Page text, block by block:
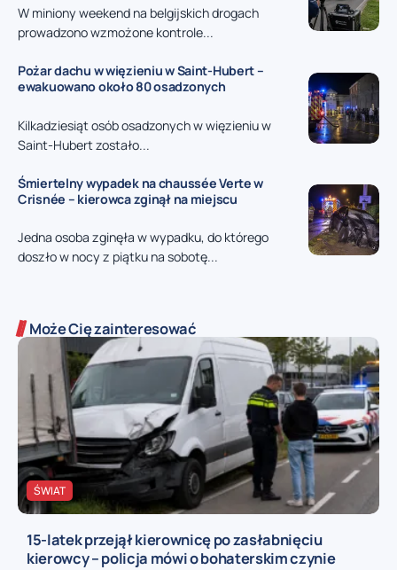
W miniony weekend na belgijskich drogach
prowadzono wzmożone kontrole...
Pożar dachu w więzieniu w Saint-Hubert –
ewakuowano około 80 osadzonych
Kilkadziesiąt osób osadzonych w więzieniu w
Saint-Hubert zostało...
Śmiertelny wypadek na chaussée Verte w
Crisnée – kierowca zginął na miejscu
Jedna osoba zginęła w wypadku, do którego
doszło w nocy z piątku na sobotę...
Może Cię zainteresować
ŚWIAT
15-latek przejął kierownicę po zasłabnięciu
kierowcy – policja mówi o bohaterskim czynie